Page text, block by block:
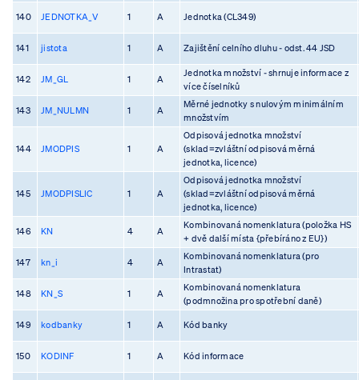
140 JEDNOTKA_V 1 A Jednotka (CL349)
141 jistota 1 A Zajištění celního dluhu - odst. 44 JSD
142 JM_GL 1 A
Jednotka množství - shrnuje informace z
více číselníků
143 JM_NULMN 1 A
Měrné jednotky s nulovým minimálním
množstvím
144 JMODPIS 1 A
Odpisová jednotka množství
(sklad=zvláštní odpisová měrná
jednotka, licence)
145 JMODPISLIC 1 A
Odpisová jednotka množství
(sklad=zvláštní odpisová měrná
jednotka, licence)
146 KN 4 A
Kombinovaná nomenklatura (položka HS
+ dvě další místa {přebíráno z EU})
147 kn_i 4 A
Kombinovaná nomenklatura (pro
Intrastat)
148 KN_S 1 A
Kombinovaná nomenklatura
(podmnožina pro spotřební daně)
149 kodbanky 1 A Kód banky
150 KODINF 1 A Kód informace